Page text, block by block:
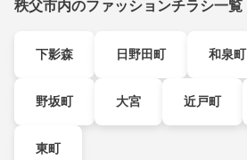
秩父市内のファッションチラシ一覧
下影森 日野田町 和泉町
野坂町 大宮 近戸町
東町